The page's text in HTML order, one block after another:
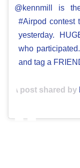
@kennmill is
#Airpod contest
yesterday.
who
and tag a
A post shared by